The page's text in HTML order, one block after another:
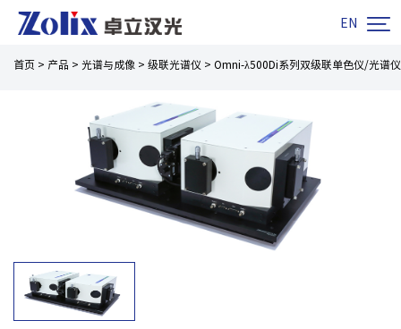
EN 
首页 > 产品 > 光谱与成像 > 级联光谱仪 > Omni-λ500Di系列双级联单色仪/光谱仪